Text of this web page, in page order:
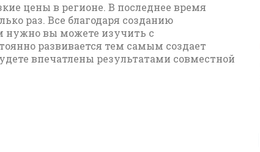
цены в регионе. В последнее время
раз. Все благодаря созданию
нужно вы можете изучить с
развивается тем самым создает
впечатлены результатами совместной